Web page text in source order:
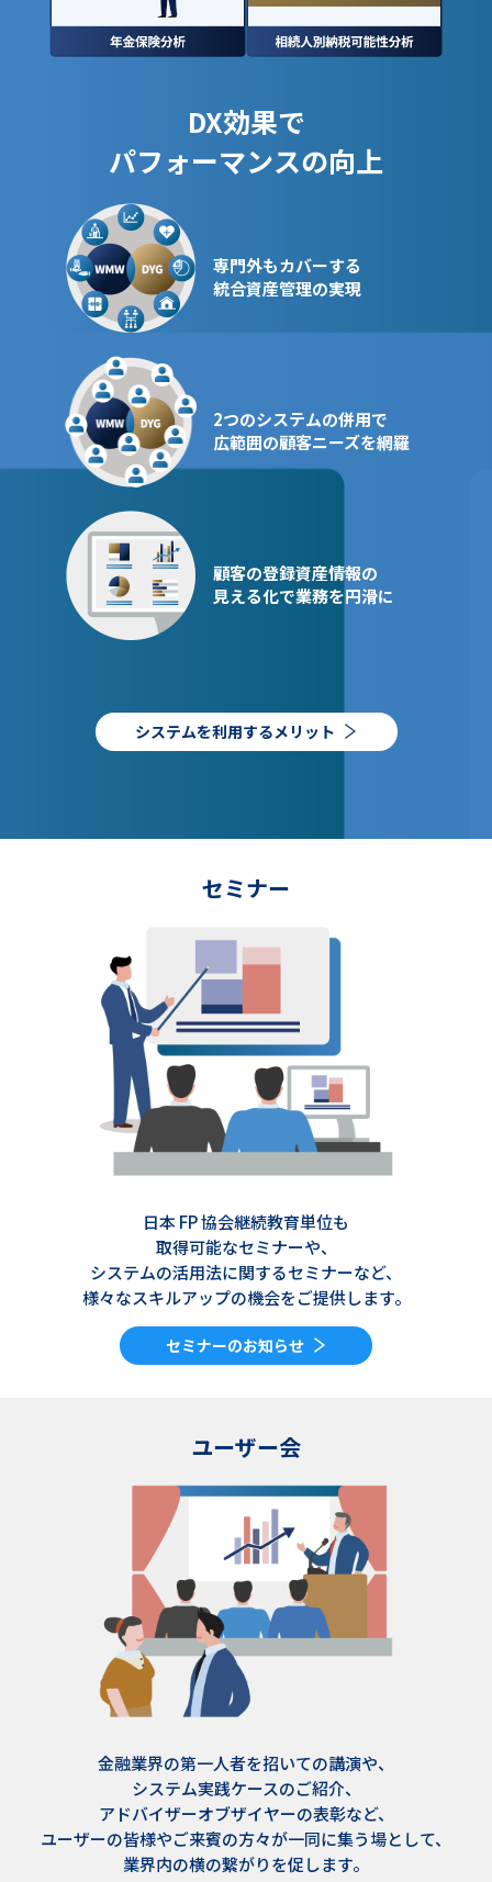
DX効果で
パフォーマンスの向上
専門外もカバーする
統合資産管理の実現
2つのシステムの併用で
広範囲の顧客ニーズを網羅
顧客の登録資産情報の
見える化で業務を円滑に
システムを利用するメリット
セミナー
日本 FP 協会継続教育単位も
取得可能なセミナーや、
システムの活用法に関するセミナーなど、
様々なスキルアップの機会をご提供します。
セミナーのお知らせ
ユーザー会
金融業界の第一人者を招いての講演や、
システム実践ケースのご紹介、
アドバイザーオブザイヤーの表彰など、
ユーザーの皆様やご来賓の方々が一同に集う場として、
業界内の横の繋がりを促します。